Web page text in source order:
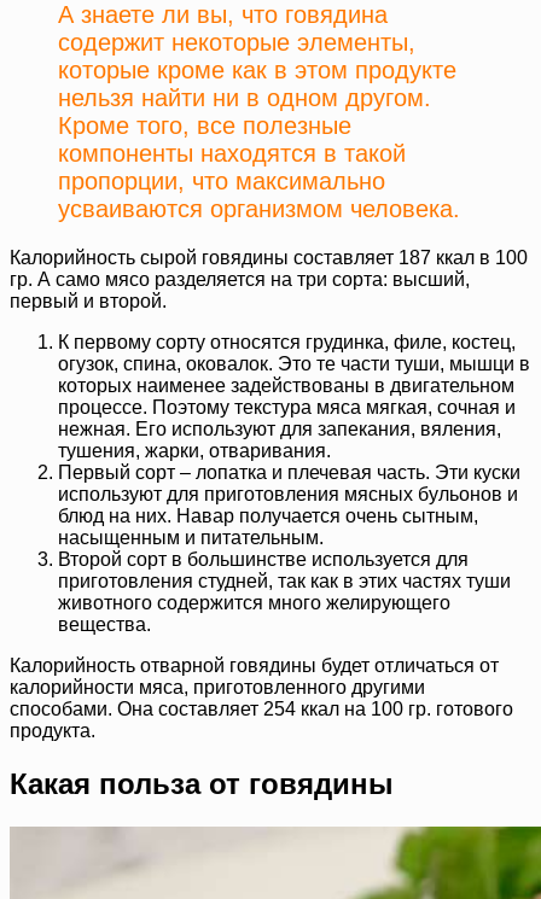
А знаете ли вы, что говядина
содержит некоторые элементы,
которые кроме как в этом продукте
нельзя найти ни в одном другом.
Кроме того, все полезные
компоненты находятся в такой
пропорции, что максимально
усваиваются организмом человека.
Калорийность сырой говядины составляет 187 ккал в 100
гр. А само мясо разделяется на три сорта: высший,
первый и второй.
К первому сорту относятся грудинка, филе, костец,
огузок, спина, оковалок. Это те части туши, мышци в
которых наименее задействованы в двигательном
процессе. Поэтому текстура мяса мягкая, сочная и
нежная. Его используют для запекания, вяления,
тушения, жарки, отваривания.
Первый сорт – лопатка и плечевая часть. Эти куски
используют для приготовления мясных бульонов и
блюд на них. Навар получается очень сытным,
насыщенным и питательным.
Второй сорт в большинстве используется для
приготовления студней, так как в этих частях туши
животного содержится много желирующего
вещества.
Калорийность отварной говядины будет отличаться от
калорийности мяса, приготовленного другими
способами. Она составляет 254 ккал на 100 гр. готового
продукта.
Какая польза от говядины